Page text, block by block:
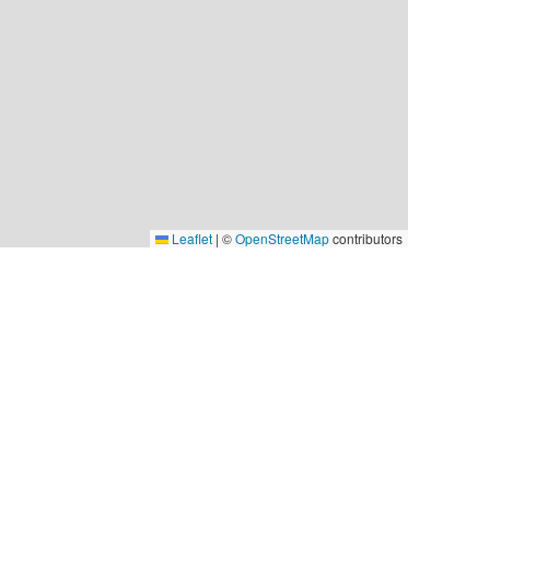
Leaflet | ©OpenStreetMapcontributors